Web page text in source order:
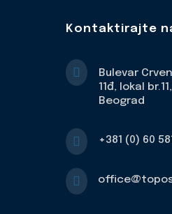
Kontaktirajte

Bulevar
11đ, lokal
Beograd
 +381 (0) 60
